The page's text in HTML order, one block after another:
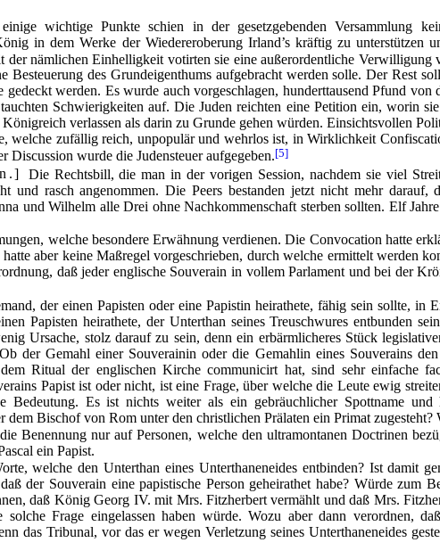
wichtige Punkte schien in der gesetzgebenden Versammlung
in dem Werke der Wiedereroberung Irland’s kräftig zu unterstützen
der nämlichen Einhelligkeit votirten sie eine außerordentliche
Besteuerung des Grundeigenthums aufgebracht werden solle. Der Rest
werden. Es wurde auch vorgeschlagen, hunderttausend Pfund von
Schwierigkeiten auf. Die Juden reichten eine Petition ein, worin
verlassen als darin zu Grunde gehen würden. Einsichtsvollen
welche zufällig reich, unpopulär und wehrlos ist, in Wirklichkeit
Discussion wurde die Judensteuer aufgegeben. [5]
Die Rechtsbill, die man in der vorigen Session, nachdem sie viel
und rasch angenommen. Die Peers bestanden jetzt nicht mehr
und Wilhelm alle Drei ohne Nachkommenschaft sterben sollten. Elf
welche besondere Erwähnung verdienen. Die Convocation hatte
aber keine Maßregel vorgeschrieben, durch welche ermittelt werden
daß jeder englische Souverain in vollem Parlament und bei der
der einen Papisten oder eine Papistin heirathete, fähig sein sollte, in
Papisten heirathete, der Unterthan seines Treuschwures entbunden
Ursache, stolz darauf zu sein, denn ein erbärmlicheres Stück
der Gemahl einer Souverainin oder die Gemahlin eines Souverains
dem Ritual der englischen Kirche communicirt hat, sind sehr einfache
Papist ist oder nicht, ist eine Frage, über welche die Leute ewig
Bedeutung. Es ist nichts weiter als ein gebräuchlicher Spottname
dem Bischof von Rom unter den christlichen Prälaten ein Primat
Benennung nur auf Personen, welche den ultramontanen Doctrinen
ein Papist.
welche den Unterthan eines Unterthaneneides entbinden? Ist damit
der Souverain eine papistische Person geheirathet habe? Würde zum
daß König Georg IV. mit Mrs. Fitzherbert vermählt und daß Mrs.
Frage eingelassen haben würde. Wozu aber dann verordnen,
das Tribunal, vor das er wegen Verletzung seines Unterthaneneides